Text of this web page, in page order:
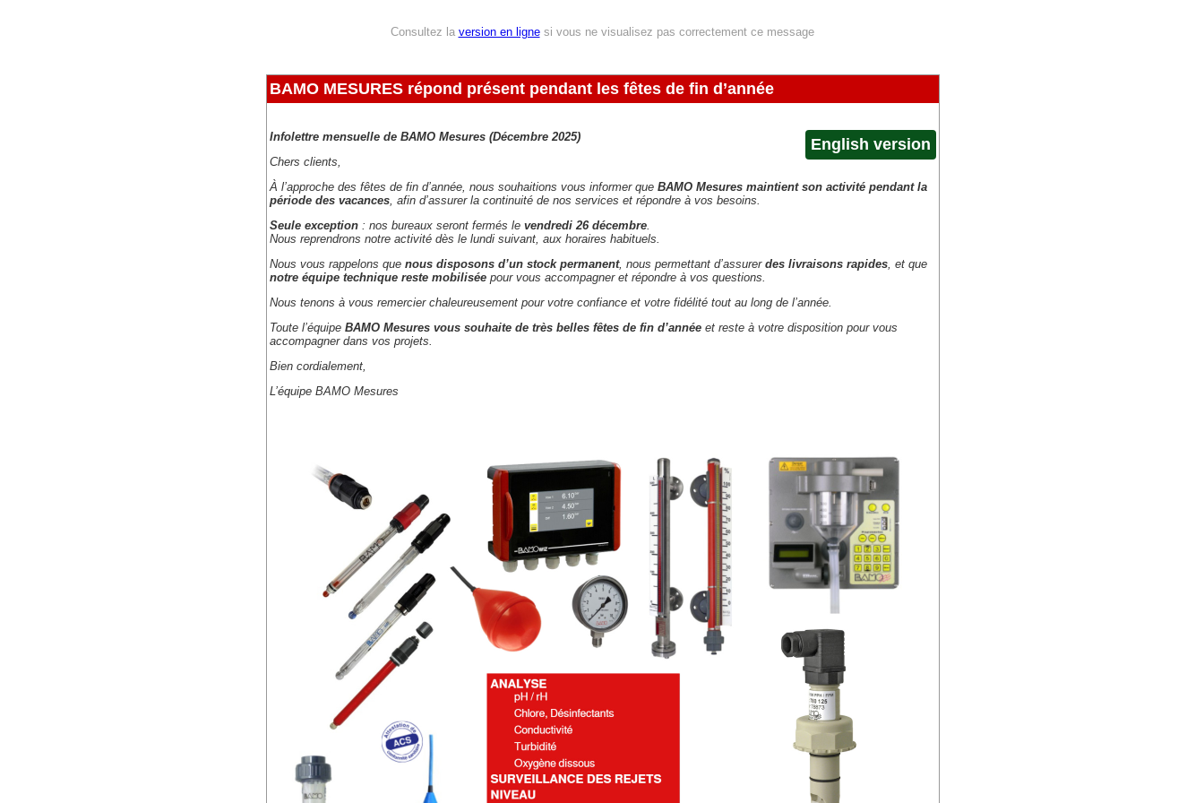
Consultez la version en lignesi vous ne visualisez pas correctement ce message
BAMO MESURES répond présent pendant les fêtes de fin d’année
English version
Infolettre mensuelle de BAMO Mesures (Décembre 2025)
Chers clients,
À l’approche des fêtes de fin d’année, nous souhaitions vous informer que BAMO Mesures maintient son activité pendant la
période des vacances, afin d’assurer la continuité de nos services et répondre à vos besoins.
Seule exception : nos bureaux seront fermés le vendredi 26 décembre.
Nous reprendrons notre activité dès le lundi suivant, aux horaires habituels.
Nous vous rappelons que nous disposons d’un stock permanent, nous permettant d’assurer des livraisons rapides, et que
notre équipe technique reste mobilisée pour vous accompagner et répondre à vos questions.
Nous tenons à vous remercier chaleureusement pour votre confiance et votre fidélité tout au long de l’année.
Toute l’équipe BAMO Mesures vous souhaite de très belles fêtes de fin d’année et reste à votre disposition pour vous
accompagner dans vos projets.
Bien cordialement,
L’équipe BAMO Mesures